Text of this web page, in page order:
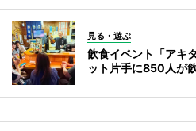
見る・遊ぶ
飲食イベント「アキ
ット片手に850人が